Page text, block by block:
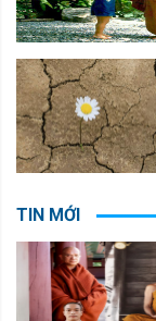
TIN MỚI